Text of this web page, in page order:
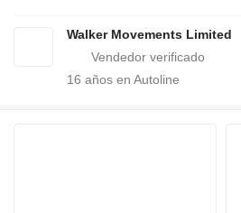
Walker Movements Limited
16 años en Autoline